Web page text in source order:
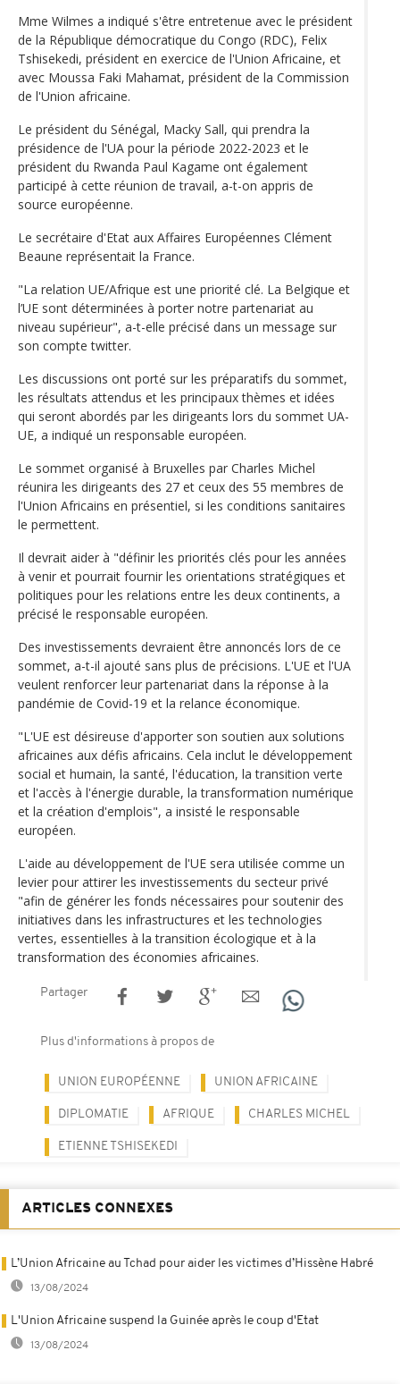
Mme Wilmes a indiqué s'être entretenue avec le président
de la République démocratique du Congo (RDC), Felix
Tshisekedi, président en exercice de l'Union Africaine, et
avec Moussa Faki Mahamat, président de la Commission
de l'Union africaine.
Le président du Sénégal, Macky Sall, qui prendra la
présidence de l'UA pour la période 2022-2023 et le
président du Rwanda Paul Kagame ont également
participé à cette réunion de travail, a-t-on appris de
source européenne.
Le secrétaire d'Etat aux Affaires Européennes Clément
Beaune représentait la France.
"La relation UE/Afrique est une priorité clé. La Belgique et
l’UE sont déterminées à porter notre partenariat au
niveau supérieur", a-t-elle précisé dans un message sur
son compte twitter.
Les discussions ont porté sur les préparatifs du sommet,
les résultats attendus et les principaux thèmes et idées
qui seront abordés par les dirigeants lors du sommet UA-
UE, a indiqué un responsable européen.
Le sommet organisé à Bruxelles par Charles Michel
réunira les dirigeants des 27 et ceux des 55 membres de
l'Union Africains en présentiel, si les conditions sanitaires
le permettent.
Il devrait aider à "définir les priorités clés pour les années
à venir et pourrait fournir les orientations stratégiques et
politiques pour les relations entre les deux continents, a
précisé le responsable européen.
Des investissements devraient être annoncés lors de ce
sommet, a-t-il ajouté sans plus de précisions. L'UE et l'UA
veulent renforcer leur partenariat dans la réponse à la
pandémie de Covid-19 et la relance économique.
"L'UE est désireuse d'apporter son soutien aux solutions
africaines aux défis africains. Cela inclut le développement
social et humain, la santé, l'éducation, la transition verte
et l'accès à l'énergie durable, la transformation numérique
et la création d'emplois", a insisté le responsable
européen.
L'aide au développement de l'UE sera utilisée comme un
levier pour attirer les investissements du secteur privé
"afin de générer les fonds nécessaires pour soutenir des
initiatives dans les infrastructures et les technologies
vertes, essentielles à la transition écologique et à la
transformation des économies africaines.
Partager
Plus d'informations à propos de
UNION EUROPÉENNE UNION AFRICAINE
DIPLOMATIE AFRIQUE CHARLES MICHEL
ETIENNE TSHISEKEDI
ARTICLES CONNEXES
L’Union Africaine au Tchad pour aider les victimes d’Hissène Habré
13/08/2024
L'Union Africaine suspend la Guinée après le coup d'Etat
13/08/2024